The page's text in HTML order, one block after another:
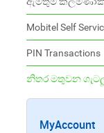
Mobitel Self
PIN Transactions
නිතර මතුවන
MyAccount